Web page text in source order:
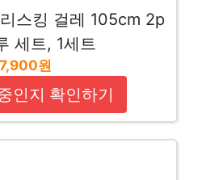
스킹 걸레 105cm 2p
세트, 1세트
원
인지 확인하기